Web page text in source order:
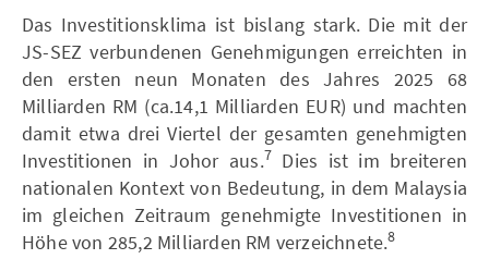
Das Investitionsklima ist bislang stark. Die mit der
JS-SEZ verbundenen Genehmigungen erreichten in
den ersten neun Monaten des Jahres 2025 68
Milliarden RM (ca.14,1 Milliarden EUR) und machten
damit etwa drei Viertel der gesamten genehmigten
Investitionen in Johor aus.7 Dies ist im breiteren
nationalen Kontext von Bedeutung, in dem Malaysia
im gleichen Zeitraum genehmigte Investitionen in
Höhe von 285,2 Milliarden RM verzeichnete.8